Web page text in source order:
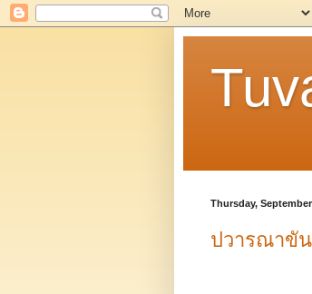
Thursday, September
ปวารณาขั